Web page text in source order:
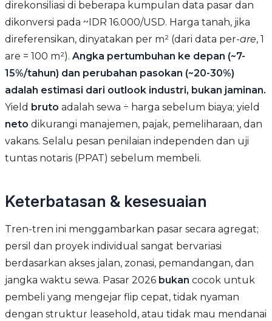
direkonsiliasi di beberapa kumpulan data pasar dan
dikonversi pada ~IDR 16.000/USD. Harga tanah, jika
direferensikan, dinyatakan per m² (dari data per-are, 1
are = 100 m²). Angka pertumbuhan ke depan (~7-
15%/tahun) dan perubahan pasokan (~20-30%)
adalah estimasi dari outlook industri, bukan jaminan.
Yield bruto adalah sewa ÷ harga sebelum biaya; yield
neto dikurangi manajemen, pajak, pemeliharaan, dan
vakans. Selalu pesan penilaian independen dan uji
tuntas notaris (PPAT) sebelum membeli.
Keterbatasan & kesesuaian
Tren-tren ini menggambarkan pasar secara agregat;
persil dan proyek individual sangat bervariasi
berdasarkan akses jalan, zonasi, pemandangan, dan
jangka waktu sewa. Pasar 2026 bukan cocok untuk
pembeli yang mengejar flip cepat, tidak nyaman
dengan struktur leasehold, atau tidak mau mendanai